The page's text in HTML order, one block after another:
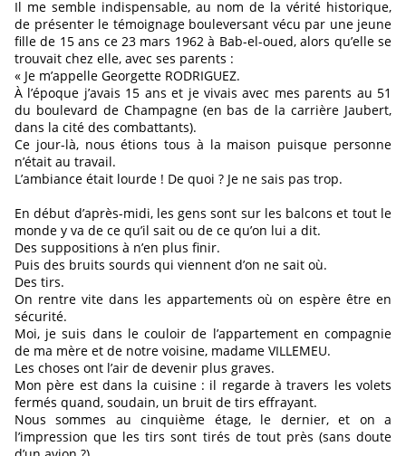
Il me semble indispensable, au nom de la vérité historique,
de présenter le témoignage bouleversant vécu par une jeune
fille de 15 ans ce 23 mars 1962 à Bab-el-oued, alors qu’elle se
trouvait chez elle, avec ses parents :
« Je m’appelle Georgette RODRIGUEZ.
À l’époque j’avais 15 ans et je vivais avec mes parents au 51
du boulevard de Champagne (en bas de la carrière Jaubert,
dans la cité des combattants).
Ce jour-là, nous étions tous à la maison puisque personne
n’était au travail.
L’ambiance était lourde ! De quoi ? Je ne sais pas trop.
En début d’après-midi, les gens sont sur les balcons et tout le
monde y va de ce qu’il sait ou de ce qu’on lui a dit.
Des suppositions à n’en plus finir.
Puis des bruits sourds qui viennent d’on ne sait où.
Des tirs.
On rentre vite dans les appartements où on espère être en
sécurité.
Moi, je suis dans le couloir de l’appartement en compagnie
de ma mère et de notre voisine, madame VILLEMEU.
Les choses ont l’air de devenir plus graves.
Mon père est dans la cuisine : il regarde à travers les volets
fermés quand, soudain, un bruit de tirs effrayant.
Nous sommes au cinquième étage, le dernier, et on a
l’impression que les tirs sont tirés de tout près (sans doute